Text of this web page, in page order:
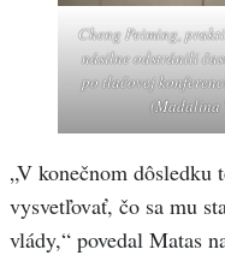
Cheng Peiming,
násilne odstránili
po tlačovej
(Madalina
„V konečnom
vysvetľovať, čo sa mu
vlády,“ povedal Matas